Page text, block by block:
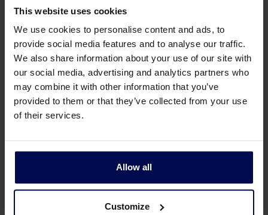
This website uses cookies
We use cookies to personalise content and ads, to
provide social media features and to analyse our traffic.
We also share information about your use of our site with
our social media, advertising and analytics partners who
may combine it with other information that you’ve
provided to them or that they’ve collected from your use
of their services.
Allow all
Customize
Seguimiento de las formaciones internas
impartidos por Colubris
Asesoramiento por parte del director de la
Academia sobre el proceso: orientación en
cuanto al plan de acción y presentaciones
intermedias.
Almuerzos organizados para los profesionales
Sugerencias del director de la Academia en el
campo de la política y la cultura empresarial